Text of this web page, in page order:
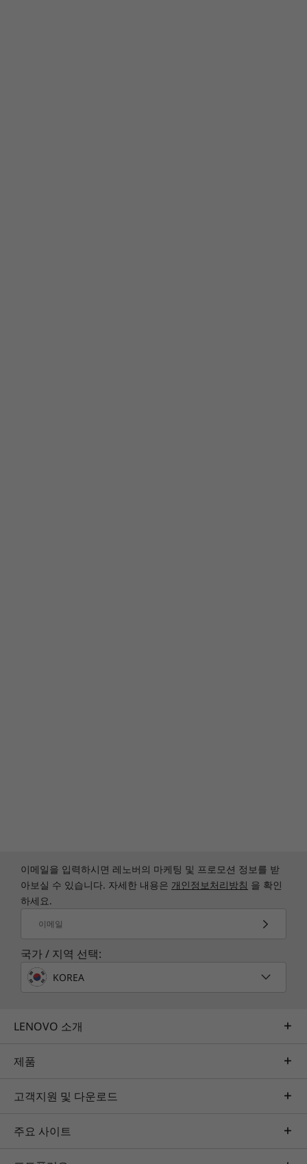
이메일을 입력하시면 레노버의 마케팅 및 프로모션 정보를 받
아보실 수 있습니다. 자세한 내용은 개인정보처리방침 을 확인
하세요.
이메일
국가 / 지역 선택:
KOREA
LENOVO 소개
제품
고객지원 및 다운로드
주요 사이트